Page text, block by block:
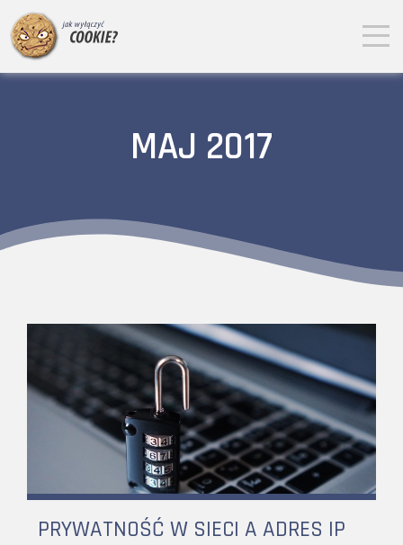
MAJ 2017
PRYWATNOŚĆ W SIECI A ADRES IP